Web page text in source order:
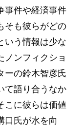
事件や経済事件
そも彼らがどの
いう情報は少な
ノンフィクショ
ーの鈴木智彦氏
て語り合うなか
こに彼らは価値
口氏が水を向